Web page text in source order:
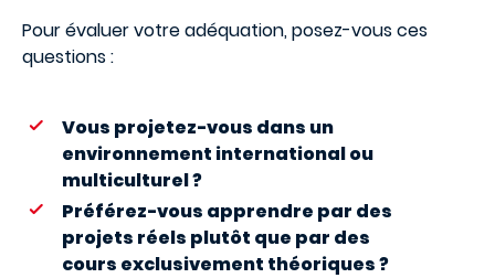
Pour évaluer votre adéquation, posez-vous ces
questions :
Vous projetez-vous dans un
environnement international ou
multiculturel ?
Préférez-vous apprendre par des
projets réels plutôt que par des
cours exclusivement théoriques ?